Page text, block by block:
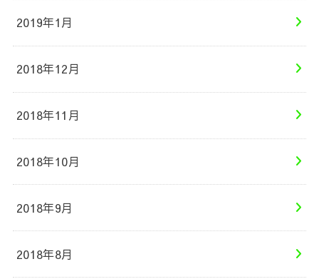
2019年1月
2018年12月
2018年11月
2018年10月
2018年9月
2018年8月